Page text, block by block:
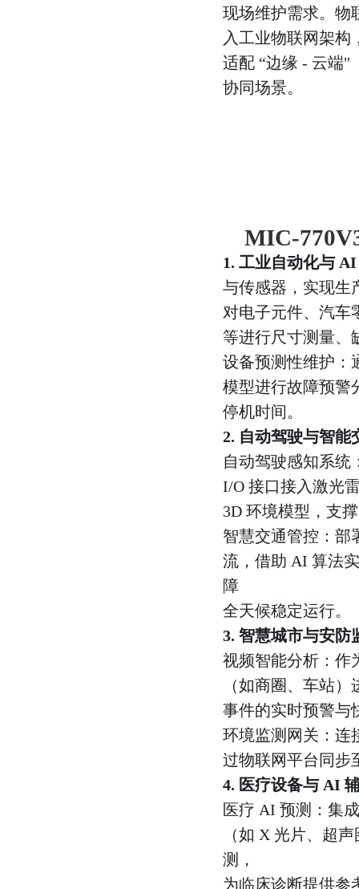
现场维护需求。物
入工业物联网架
适配 “边缘 - 云端"
协同场景。
MIC-
1. 工业自动化与
与传感器，实现生
对电子元件、汽车
等进行尺寸测量、
设备预测性维护：
模型进行故障预警
停机时间。
2. 自动驾驶与智能
自动驾驶感知系统
I/O 接口接入激光
3D 环境模型，支
智慧交通管控：部
流，借助 AI 算法
障
全天候稳定运行。
3. 智慧城市与安防
视频智能分析：作
（如商圈、车站
事件的实时预警与
环境监测网关：连
过物联网平台同步
4. 医疗设备与 AI
医疗 AI 预测：集
（如 X 光片、超
测，
为临床诊断提供参